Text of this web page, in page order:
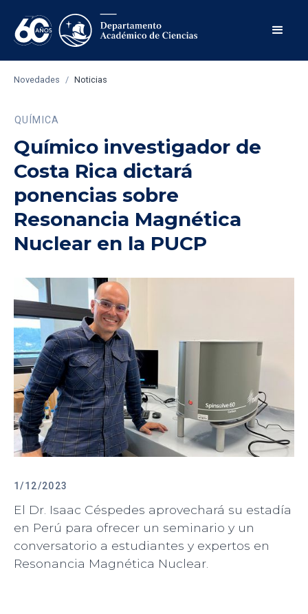
Novedades / Noticias
QUÍMICA
Químico investigador de
Costa Rica dictará
ponencias sobre
Resonancia Magnética
Nuclear en la PUCP
1/12/2023
El Dr. Isaac Céspedes aprovechará su estadía
en Perú para ofrecer un seminario y un
conversatorio a estudiantes y expertos en
Resonancia Magnética Nuclear.